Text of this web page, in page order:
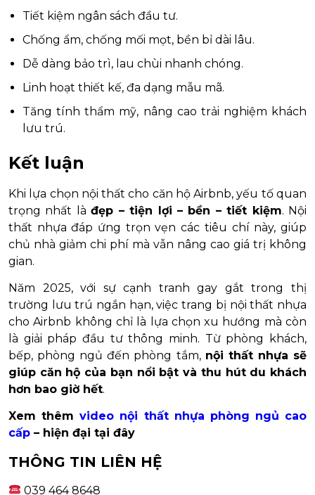
Tiết kiệm ngân sách đầu tư.
Chống ẩm, chống mối mọt, bền bỉ dài lâu.
Dễ dàng bảo trì, lau chùi nhanh chóng.
Linh hoạt thiết kế, đa dạng mẫu mã.
Tăng tính thẩm mỹ, nâng cao trải nghiệm khách
lưu trú.
Kết luận
Khi lựa chọn nội thất cho căn hộ Airbnb, yếu tố quan
trọng nhất làđẹp – tiện lợi – bền – tiết kiệm. Nội
thất nhựa đáp ứng trọn vẹn các tiêu chí này, giúp
chủ nhà giảm chi phí mà vẫn nâng cao giá trị không
gian.
Năm 2025, với sự cạnh tranh gay gắt trong thị
trường lưu trú ngắn hạn, việc trang bị nội thất nhựa
cho Airbnb không chỉ là lựa chọn xu hướng mà còn
là giải pháp đầu tư thông minh. Từ phòng khách,
bếp, phòng ngủ đến phòng tắm, nội thất nhựa sẽ
giúp căn hộ của bạn nổi bật và thu hút du khách
hơn bao giờ hết.
Xem thêmvideo nội thất nhựa phòng ngủ cao
cấp – hiện đại tại đây
THÔNG TIN LIÊN HỆ
039 464 8648